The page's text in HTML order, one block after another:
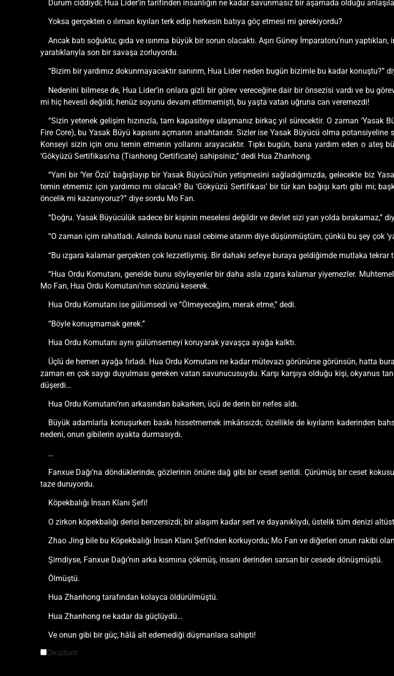
Durum ciddiydi; Hua Lider’in tarifinden insanlığın ne kadar savunmasız bir aşamada olduğu
Yoksa gerçekten o ılıman kıyıları terk edip herkesin batıya göç etmesi mi gerekiyordu?
Ancak batı soğuktu; gıda ve ısınma büyük bir sorun olacaktı. Aşırı Güney İmparatoru’nun
yaratıklarıyla son bir savaşa zorluyordu.
“Bizim bir yardımız dokunmayacaktır sanırım, Hua Lider neden bugün bizimle bu kadar
Nedenini bilmese de, Hua Lider’in onlara gizli bir görev vereceğine dair bir önsezisi vardı ve bu
mi hiç hevesli değildi; henüz soyunu devam ettirmemişti, bu yaşta vatan uğruna can veremezdi!
“Sizin yetenek gelişim hızınızla, tam kapasiteye ulaşmanız birkaç yıl sürecektir. O zaman ‘Yasak
Fire Core), bu Yasak Büyü kapısını açmanın anahtarıdır. Sizler ise Yasak Büyücü olma
Konseyi sizin için onu temin etmenin yollarını arayacaktır. Tıpkı bugün, bana yardım eden o ateş
‘Gökyüzü Sertifikası’na (Tianhong Certificate) sahipsiniz,” dedi Hua Zhanhong.
“Yani bir ‘Yer Özü’ bağışlayıp bir Yasak Büyücü’nün yetişmesini sağladığımızda, gelecekte biz
temin etmemiz için yardımcı mı olacak? Bu ‘Gökyüzü Sertifikası’ bir tür kan bağışı kartı gibi mi;
öncelik mi kazanıyoruz?” diye sordu Mo Fan.
“Doğru. Yasak Büyücülük sadece bir kişinin meselesi değildir ve devlet sizi yarı yolda bırakamaz,”
“O zaman içim rahatladı. Aslında bunu nasıl cebime atarım diye düşünmüştüm, çünkü bu şey çok
“Bu ızgara kalamar gerçekten çok lezzetliymiş. Bir dahaki sefeye buraya geldiğimde mutlaka tekrar
“Hua Ordu Komutanı, genelde bunu söyleyenler bir daha asla ızgara kalamar yiyemezler.
Mo Fan, Hua Ordu Komutanı’nın sözünü keserek.
Hua Ordu Komutanı ise gülümsedi ve “Ölmeyeceğim, merak etme,” dedi.
“Böyle konuşmamak gerek.”
Hua Ordu Komutanı aynı gülümsemeyi koruyarak yavaşça ayağa kalktı.
Üçlü de hemen ayağa fırladı. Hua Ordu Komutanı ne kadar mütevazı görünürse görünsün, hatta
zaman en çok saygı duyulması gereken vatan savunucusuydu. Karşı karşıya olduğu kişi, okyanus
düşerdi…
Hua Ordu Komutanı’nın arkasından bakarken, üçü de derin bir nefes aldı.
Büyük adamlarla konuşurken baskı hissetmemek imkânsızdı; özellikle de kıyıların kaderinden
nedeni, onun gibilerin ayakta durmasıydı.
…
Fanxue Dağı’na döndüklerinde, gözlerinin önüne dağ gibi bir ceset serildi. Çürümüş bir ceset
taze duruyordu.
Köpekbalığı İnsan Klanı Şefi!
O zirkon köpekbalığı derisi benzersizdi; bir alaşım kadar sert ve dayanıklıydı, üstelik tüm denizi
Zhao Jing bile bu Köpekbalığı İnsan Klanı Şefi’nden korkuyordu; Mo Fan ve diğerleri onun rakibi
Şimdiyse, Fanxue Dağı’nın arka kısmına çökmüş, insanı derinden sarsan bir cesede dönüşmüştü.
Ölmüştü.
Hua Zhanhong tarafından kolayca öldürülmüştü.
Hua Zhanhong ne kadar da güçlüydü…
Ve onun gibi bir güç, hâlâ alt edemediği düşmanlara sahipti!
Okudum